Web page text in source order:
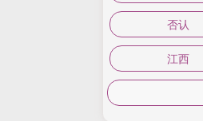
否认
江西